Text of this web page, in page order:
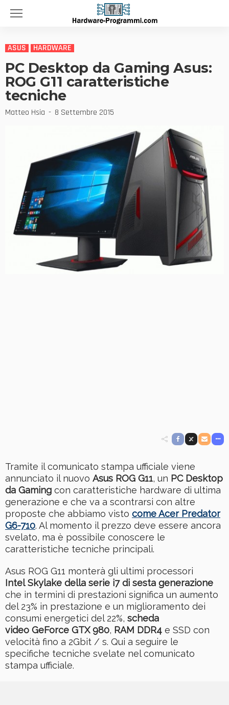
ASUS HARDWARE
PC Desktop da Gaming Asus:
ROG G11 caratteristiche
tecniche
Matteo Hsia 8 Settembre 2015
Tramite il comunicato stampa ufficiale viene
annunciato il nuovo Asus ROG G11, un PC Desktop
da Gaming con caratteristiche hardware di ultima
generazione e che va a scontrarsi con altre
proposte che abbiamo visto come Acer Predator
G6-710. Al momento il prezzo deve essere ancora
svelato, ma è possibile conoscere le
caratteristiche tecniche principali.
Asus ROG G11 monterà gli ultimi processori
Intel Skylake della serie i7 di sesta generazione
che in termini di prestazioni significa un aumento
del 23% in prestazione e un miglioramento dei
consumi energetici del 22%, scheda
video GeForce GTX 980, RAM DDR4 e SSD con
velocità fino a 2Gbit / s. Qui a seguire le
specifiche tecniche svelate nel comunicato
stampa ufficiale.